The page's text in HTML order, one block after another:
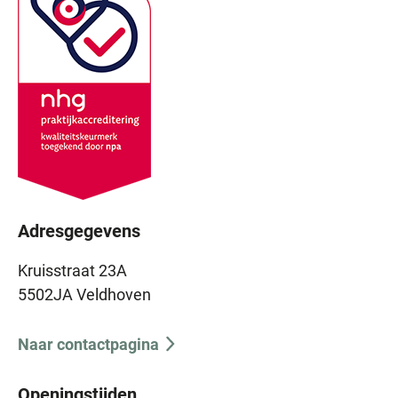
Adresgegevens
Kruisstraat 23A
5502JA Veldhoven
Naar contactpagina